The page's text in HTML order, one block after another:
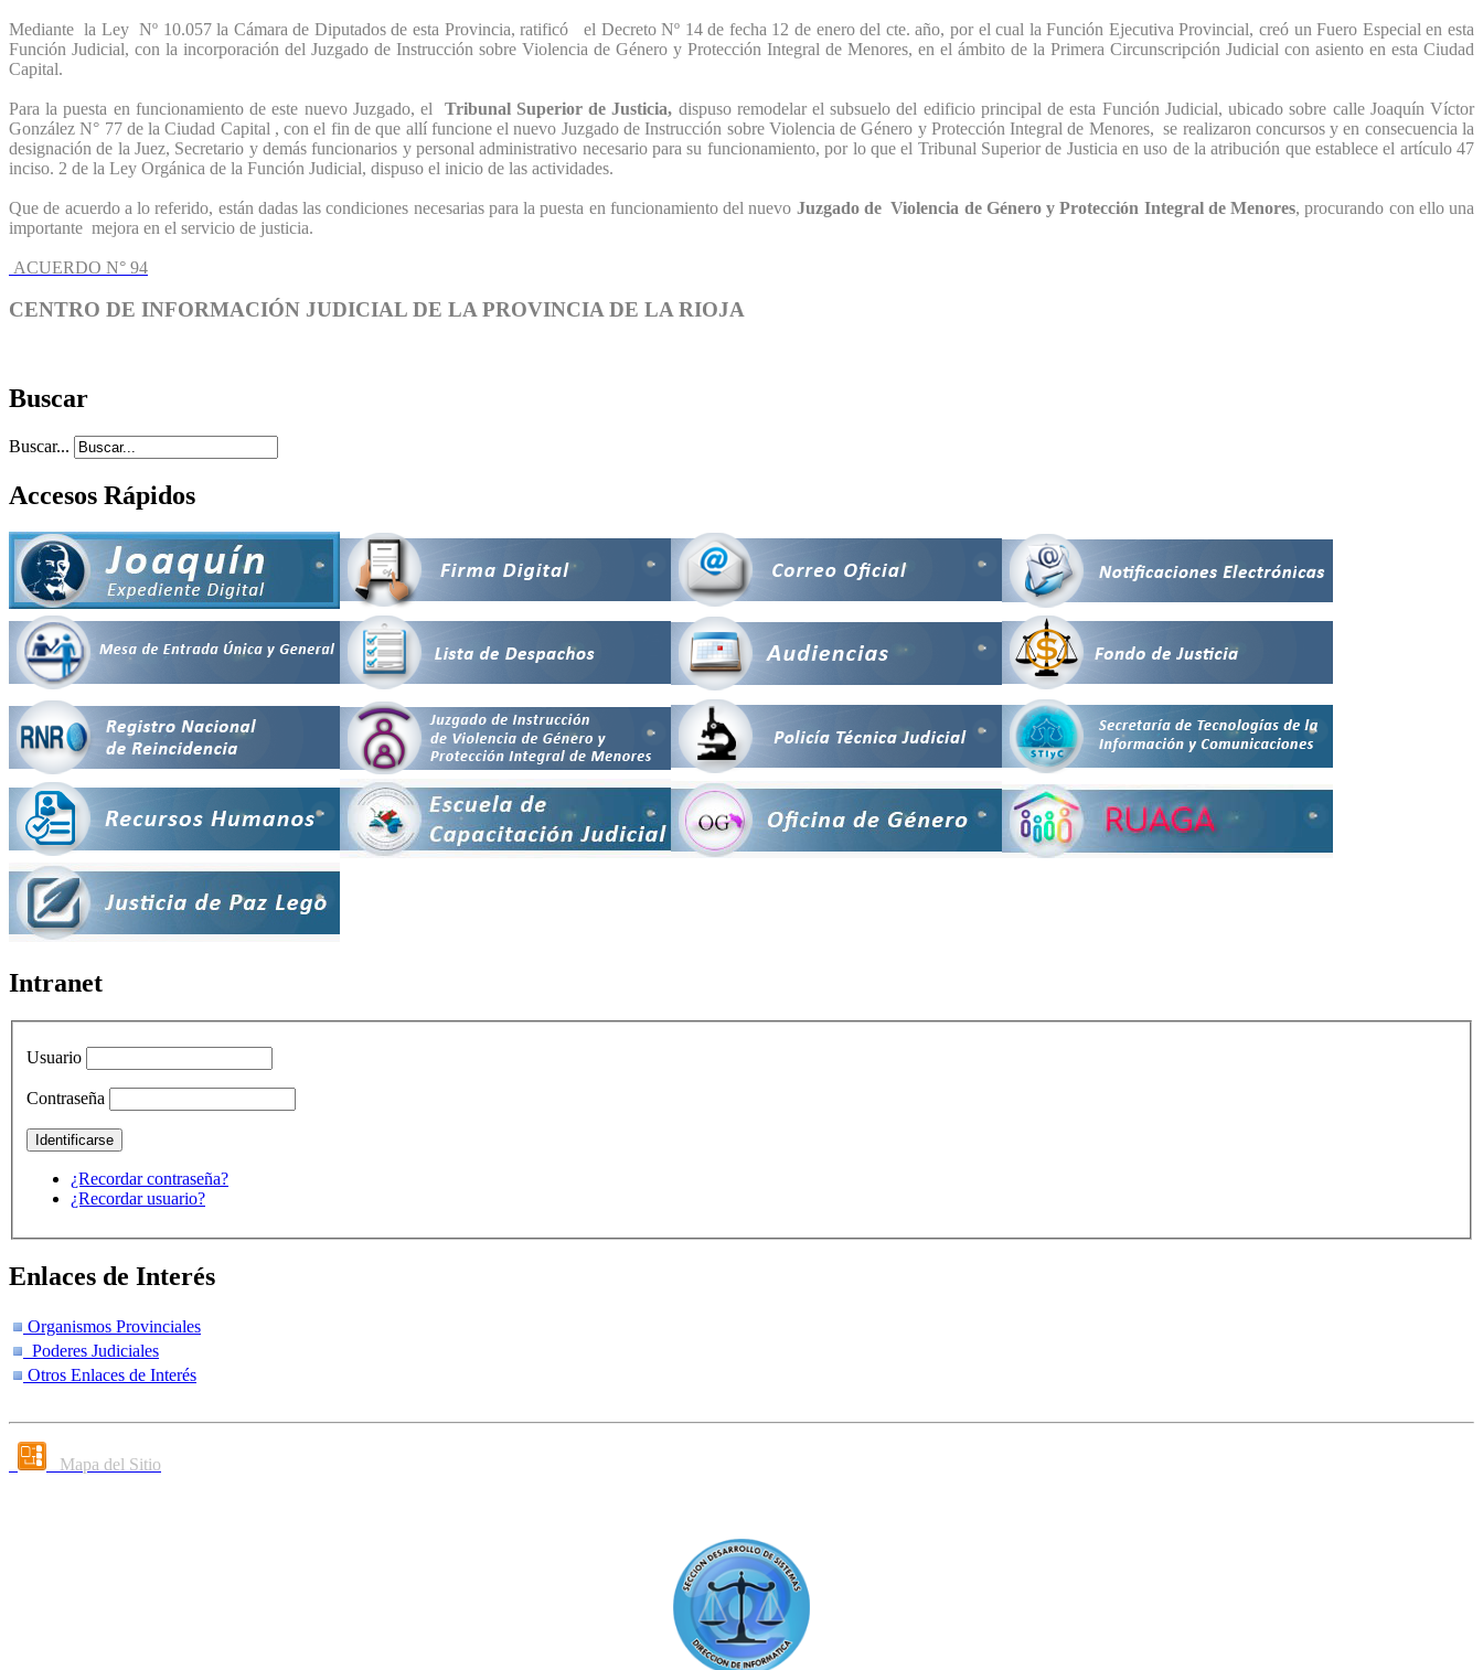
Mediante la Ley Nº 10.057 la Cámara de Diputados de esta Provincia, ratificó el Decreto Nº 14 de fecha 12 de enero del cte. año, por el cual la Función Ejecutiva Provincial, creó un Fuero Especial en esta
Función Judicial, con la incorporación del Juzgado de Instrucción sobre Violencia de Género y Protección Integral de Menores, en el ámbito de la Primera Circunscripción Judicial con asiento en esta Ciudad
Capital.
Para la puesta en funcionamiento de este nuevo Juzgado, el Tribunal Superior de Justicia, dispuso remodelar el subsuelo del edificio principal de esta Función Judicial, ubicado sobre calle Joaquín Víctor
González N° 77 de la Ciudad Capital , con el fin de que allí funcione el nuevo Juzgado de Instrucción sobre Violencia de Género y Protección Integral de Menores, se realizaron concursos y en consecuencia la
designación de la Juez, Secretario y demás funcionarios y personal administrativo necesario para su funcionamiento, por lo que el Tribunal Superior de Justicia en uso de la atribución que establece el artículo 47
inciso. 2 de la Ley Orgánica de la Función Judicial, dispuso el inicio de las actividades.
Que de acuerdo a lo referido, están dadas las condiciones necesarias para la puesta en funcionamiento del nuevo Juzgado de Violencia de Género y Protección Integral de Menores, procurando con ello una
importante mejora en el servicio de justicia.
ACUERDO N° 94
CENTRO DE INFORMACIÓN JUDICIAL DE LA PROVINCIA DE LA RIOJA
Buscar
Buscar...
Accesos Rápidos
Intranet
Usuario
Contraseña
¿Recordar contraseña?
¿Recordar usuario?
Enlaces de Interés
Organismos Provinciales
Poderes Judiciales
Otros Enlaces de Interés
Mapa del Sitio